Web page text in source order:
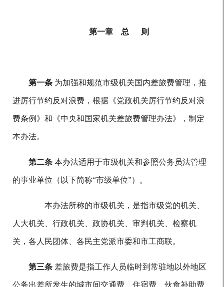
第一章 总 则
第一条 为加强和规范市级机关国内差旅费管理，推
进厉行节约反对浪费，根据《党政机关厉行节约反对浪
费条例》和《中央和国家机关差旅费管理办法》，制定
本办法。
第二条 本办法适用于市级机关和参照公务员法管理
的事业单位（以下简称“市级单位”）。
本办法所称的市级机关，是指市级党的机关、
人大机关、行政机关、政协机关、审判机关、检察机
关，各人民团体、各民主党派市委和市工商联。
第三条 差旅费是指工作人员临时到常驻地以外地区
公务出差所发生的城市间交通费、住宿费、伙食补助费